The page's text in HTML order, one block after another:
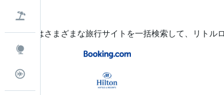
フライトトラッカー
KAYAK はさまざまな旅行サイトを一括検索して、リト